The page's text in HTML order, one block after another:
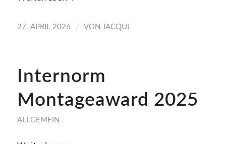
27. APRIL 2026 / VON JACQUI
Internorm
Montageaward 2025
ALLGEMEIN